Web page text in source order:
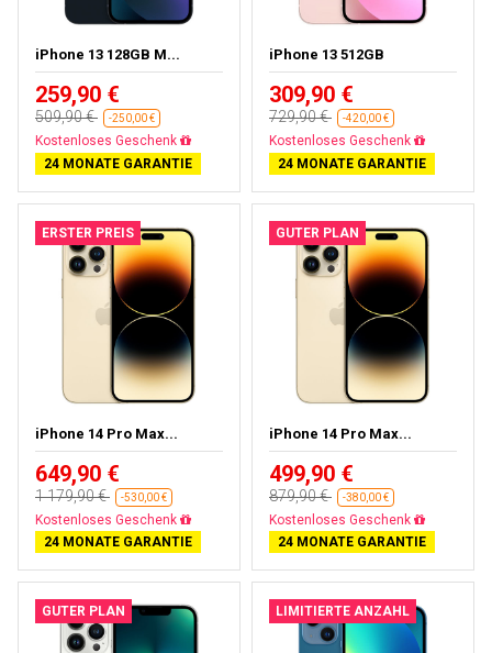
iPhone 13 128GB M...
259,90 €
509,90 € -250,00 €
Gratisversand
24 MONATE GARANTIE
iPhone 13 512GB
309,90 €
729,90 € -420,00 €
Gratisversand
24 MONATE GARANTIE
ERSTER PREIS
iPhone 14 Pro Max...
649,90 €
1 179,90 € -530,00 €
Gratisversand
24 MONATE GARANTIE
GUTER PLAN
iPhone 14 Pro Max...
499,90 €
879,90 € -380,00 €
Gratisversand
24 MONATE GARANTIE
GUTER PLAN LIMITIERTE ANZAHL